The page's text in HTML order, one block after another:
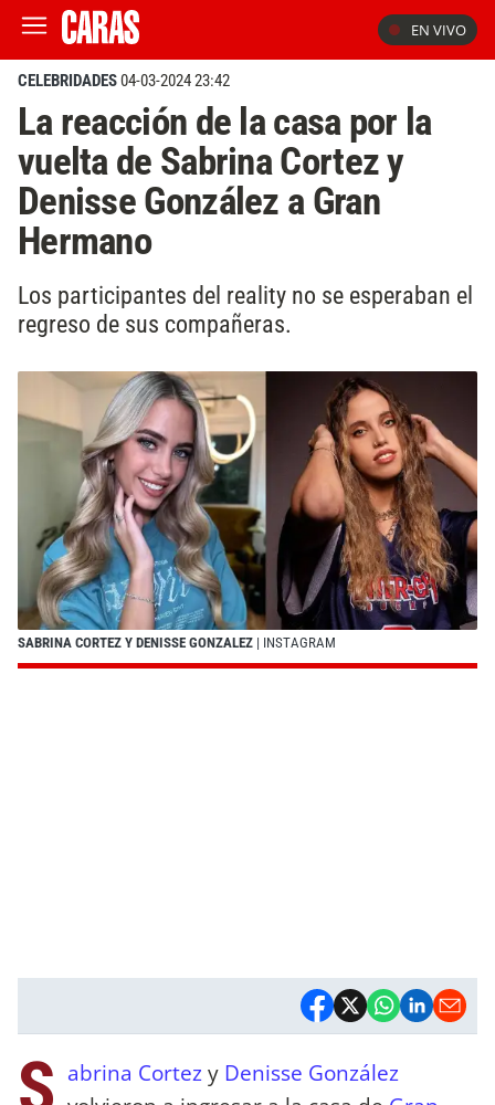
EN VIVO
CELEBRIDADES04-03-2024 23:42
La reacción de la casa por la
vuelta de Sabrina Cortez y
Denisse González a Gran
Hermano
Los participantes del reality no se esperaban el
regreso de sus compañeras.
SABRINA CORTEZ Y DENISSE GONZALEZ | INSTAGRAM
abrina Cortezy Denisse González